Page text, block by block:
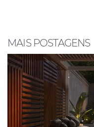
o
k
p
MAIS POSTAGENS